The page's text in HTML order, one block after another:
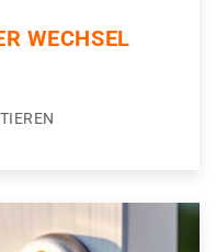
WECHSEL